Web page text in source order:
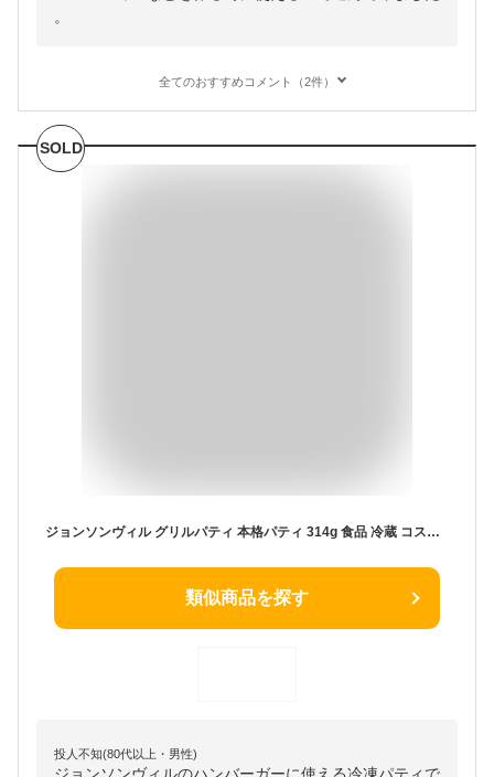
。
全てのおすすめコメント（2件）
SOLD
ジョンソンヴィル グリルパティ 本格パティ 314g 食品 冷蔵 コストコ 保存 冷蔵庫 食材 レシピ パティ 本格 ブランド メーカー ハンバーグ ハンバーガー レシピ コストコ 通販 口コミ 価格 グリルブラウン 朝食 おかず ごはん 朝ごはん お弁当 販売店【Costco コストコ】
類似商品を探す
投人不知(80代以上・男性)